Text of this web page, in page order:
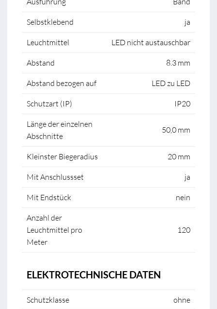
Selbstklebend ja
Leuchtmittel LED nicht austauschbar
Abstand 8.3 mm
Abstand bezogen auf LED zu LED
Schutzart (IP) IP20
Länge der einzelnen
Abschnitte
50,0 mm
Kleinster Biegeradius 20 mm
Mit Anschlussset ja
Mit Endstück nein
Anzahl der
Leuchtmittel pro
Meter
120
ELEKTROTECHNISCHE DATEN
Schutzklasse ohne